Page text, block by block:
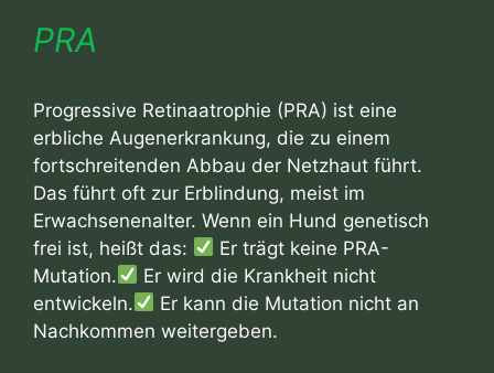
PRA
Progressive Retinaatrophie (PRA) ist eine
erbliche Augenerkrankung, die zu einem
fortschreitenden Abbau der Netzhaut führt.
Das führt oft zur Erblindung, meist im
Erwachsenenalter. Wenn ein Hund genetisch
frei ist, heißt das:
Er trägt keine PRA-
Mutation.
Er wird die Krankheit nicht
entwickeln.
Er kann die Mutation nicht an
Nachkommen weitergeben.